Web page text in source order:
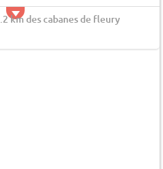
km des cabanes de fleury